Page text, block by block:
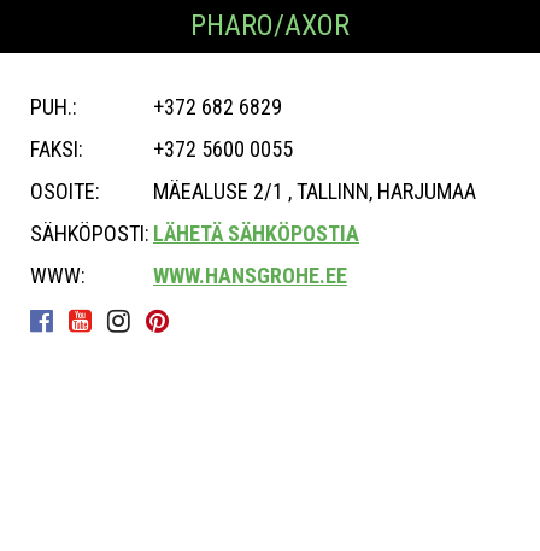
PHARO/AXOR
PUH.:
+372 682 6829
FAKSI:
+372 5600 0055
OSOITE:
MÄEALUSE 2/1 , TALLINN, HARJUMAA
SÄHKÖPOSTI: LÄHETÄ SÄHKÖPOSTIA
WWW:
WWW.HANSGROHE.EE